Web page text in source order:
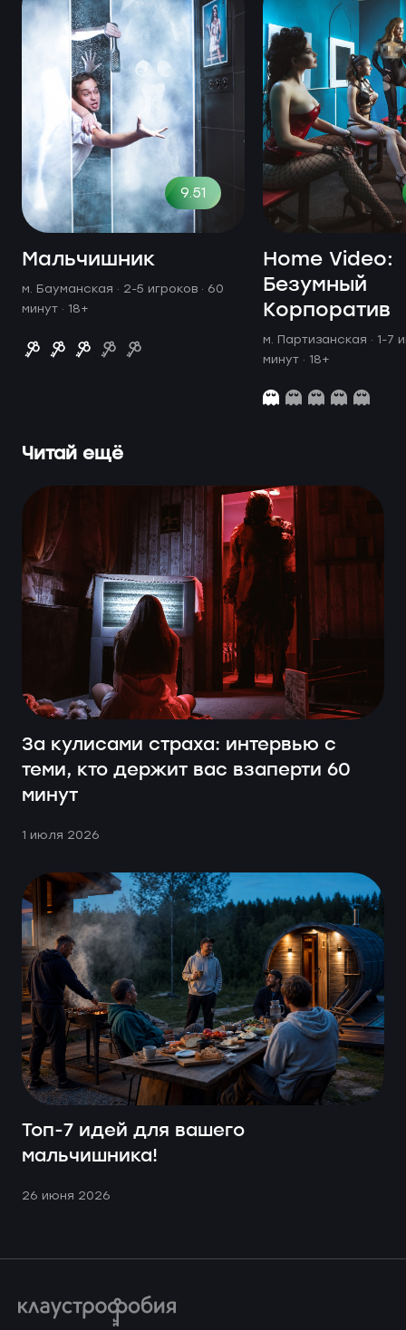
9.51
Мальчишник
м. Бауманская · 2-5 игроков · 60
минут · 18+
Home Video:
Безумный
Корпоратив
м. Партизанская · 1-7
минут · 18+
Читай ещё
За кулисами страха: интервью с
теми, кто держит вас взаперти 60
минут
1 июля 2026
Топ-7 идей для вашего
мальчишника!
26 июня 2026